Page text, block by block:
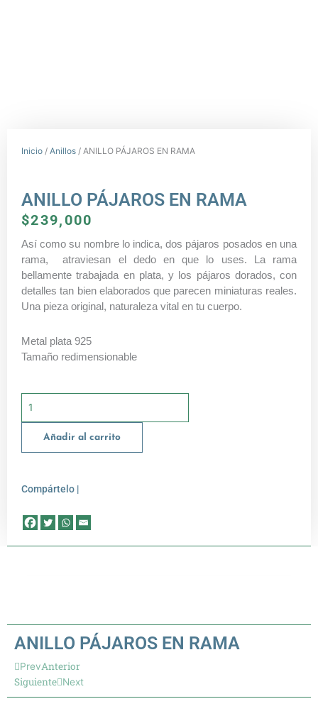
Inicio / Anillos / ANILLO PÁJAROS EN RAMA
ANILLO PÁJAROS EN RAMA
$239,000
Así como su nombre lo indica, dos pájaros posados en una
rama, atraviesan el dedo en que lo uses. La rama
bellamente trabajada en plata, y los pájaros dorados, con
detalles tan bien elaborados que parecen miniaturas reales.
Una pieza original, naturaleza vital en tu cuerpo.
Metal plata 925
Tamaño redimensionable
Añadir al carrito
Compártelo |
ANILLO PÁJAROS EN RAMA
PrevAnterior
Siguiente Next